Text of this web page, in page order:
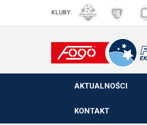
KLUBY:
AKTUALNOŚCI
KONTAKT